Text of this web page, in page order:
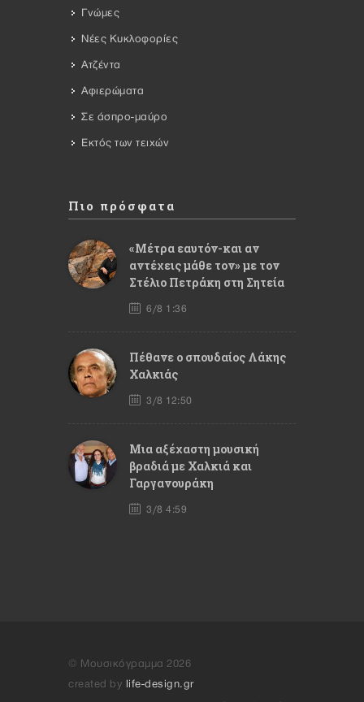
Γνώμες
Νέες Κυκλοφορίες
Ατζέντα
Αφιερώματα
Σε άσπρο-μαύρο
Εκτός των τειχών
Πιο πρόσφατα
«Μέτρα εαυτόν-και αν
αντέχεις μάθε τον» με τον
Στέλιο Πετράκη στη Σητεία
6/8 1:36
Πέθανε ο σπουδαίος Λάκης
Χαλκιάς
3/8 12:50
Mια αξέχαστη μουσική
βραδιά με Χαλκιά και
Γαργανουράκη
3/8 4:59
© Μουσικόγραμμα 2026
created by life-design.gr